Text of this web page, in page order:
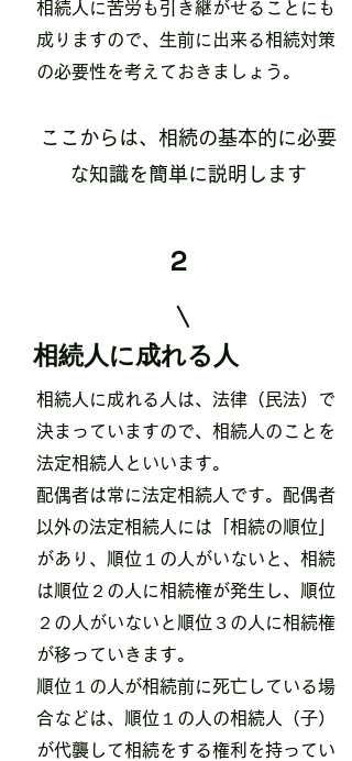
相続人に苦労も引き継がせることにも
成りますので、生前に出来る相続対策
の必要性を考えておきましょう。
​​​ここからは、相続の基本的に必要
な知識を簡単に説明します
2
​相続人に成れる人
​相続人に成れる人は、法律（民法）で
決まっていますので、相続人のことを
法定相続人といいます。
配偶者は常に法定相続人です。 配偶者
以外の法定相続人には「相続の順位」
があり、順位１の人がいないと、相続
は順位２の人に相続権が発生し、順位
２の人がいないと順位３の人に相続権
が移っていきます。
​順位１の人が相続前に死亡している場
合などは、順位１の人の相続人（子）
が代襲して相続をする権利を持ってい